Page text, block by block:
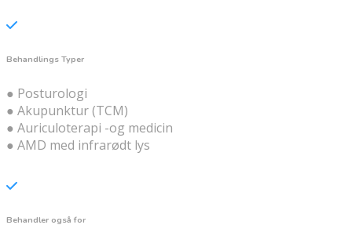
Behandlings Typer
● Posturologi
● Akupunktur (TCM)
● Auriculoterapi -og medicin
● AMD med infrarødt lys
Behandler også for